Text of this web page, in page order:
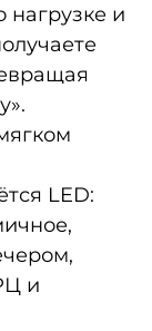
нагрузке и
LED:
и